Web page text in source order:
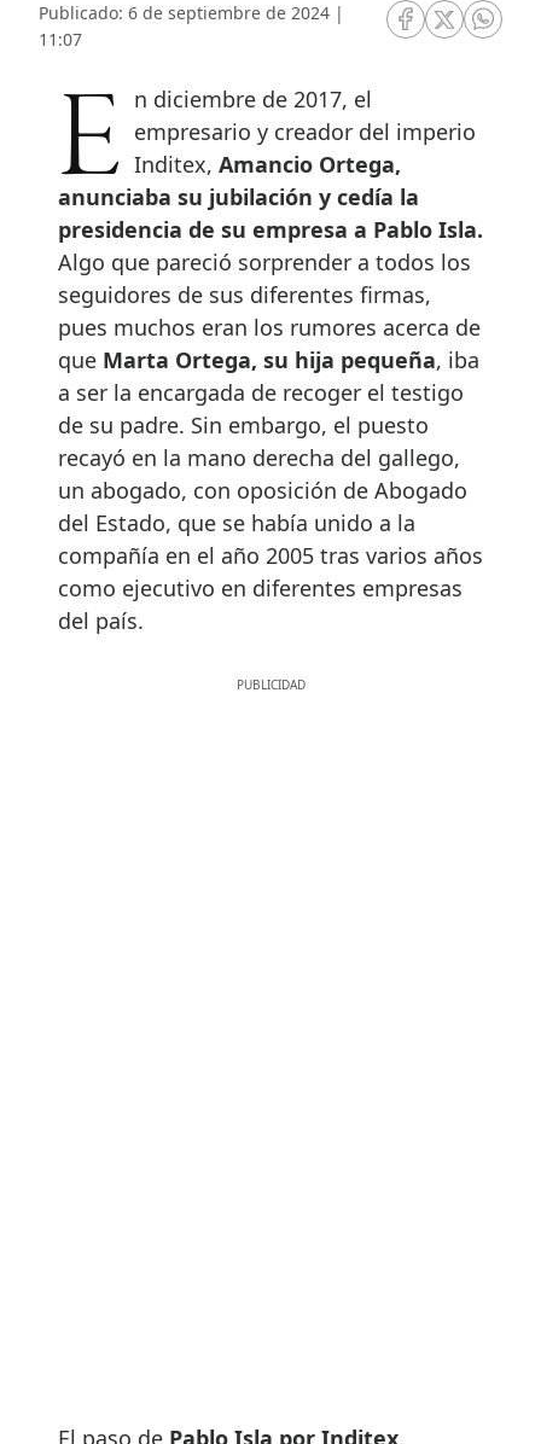
Publicado: 6 de septiembre de 2024 |
11:07
RRSS Facebook
RRSSRRSS
En diciembre de 2017, el empresario y creador del imperio
Inditex,Amancio Ortega,
anunciaba su jubilación y cedía la
presidencia de su empresa a Pablo Isla.
Algo que pareció sorprender a todos los
seguidores de sus diferentes firmas,
pues muchos eran los rumores acerca de
que Marta Ortega, su hija pequeña, iba
a ser la encargada de recoger el testigo
de su padre. Sin embargo, el puesto
recayó en la mano derecha del gallego,
un abogado, con oposición de Abogado
del Estado, que se había unido a la
compañía en el año 2005 tras varios años
como ejecutivo en diferentes empresas
del país.
El paso de Pablo Isla por Inditex,